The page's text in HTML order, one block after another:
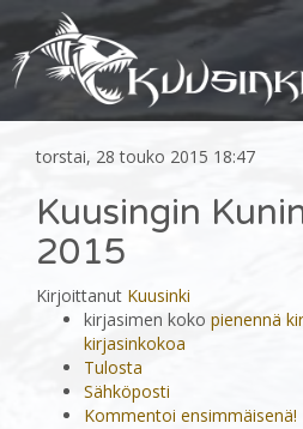
torstai, 28 touko 2015 18:47
Kuusingin
2015
Kirjoittanut Kuusinki
kirjasimen koko pienennä
kirjasinkokoa
Tulosta
Sähköposti
Kommentoi ensimmäisenä!